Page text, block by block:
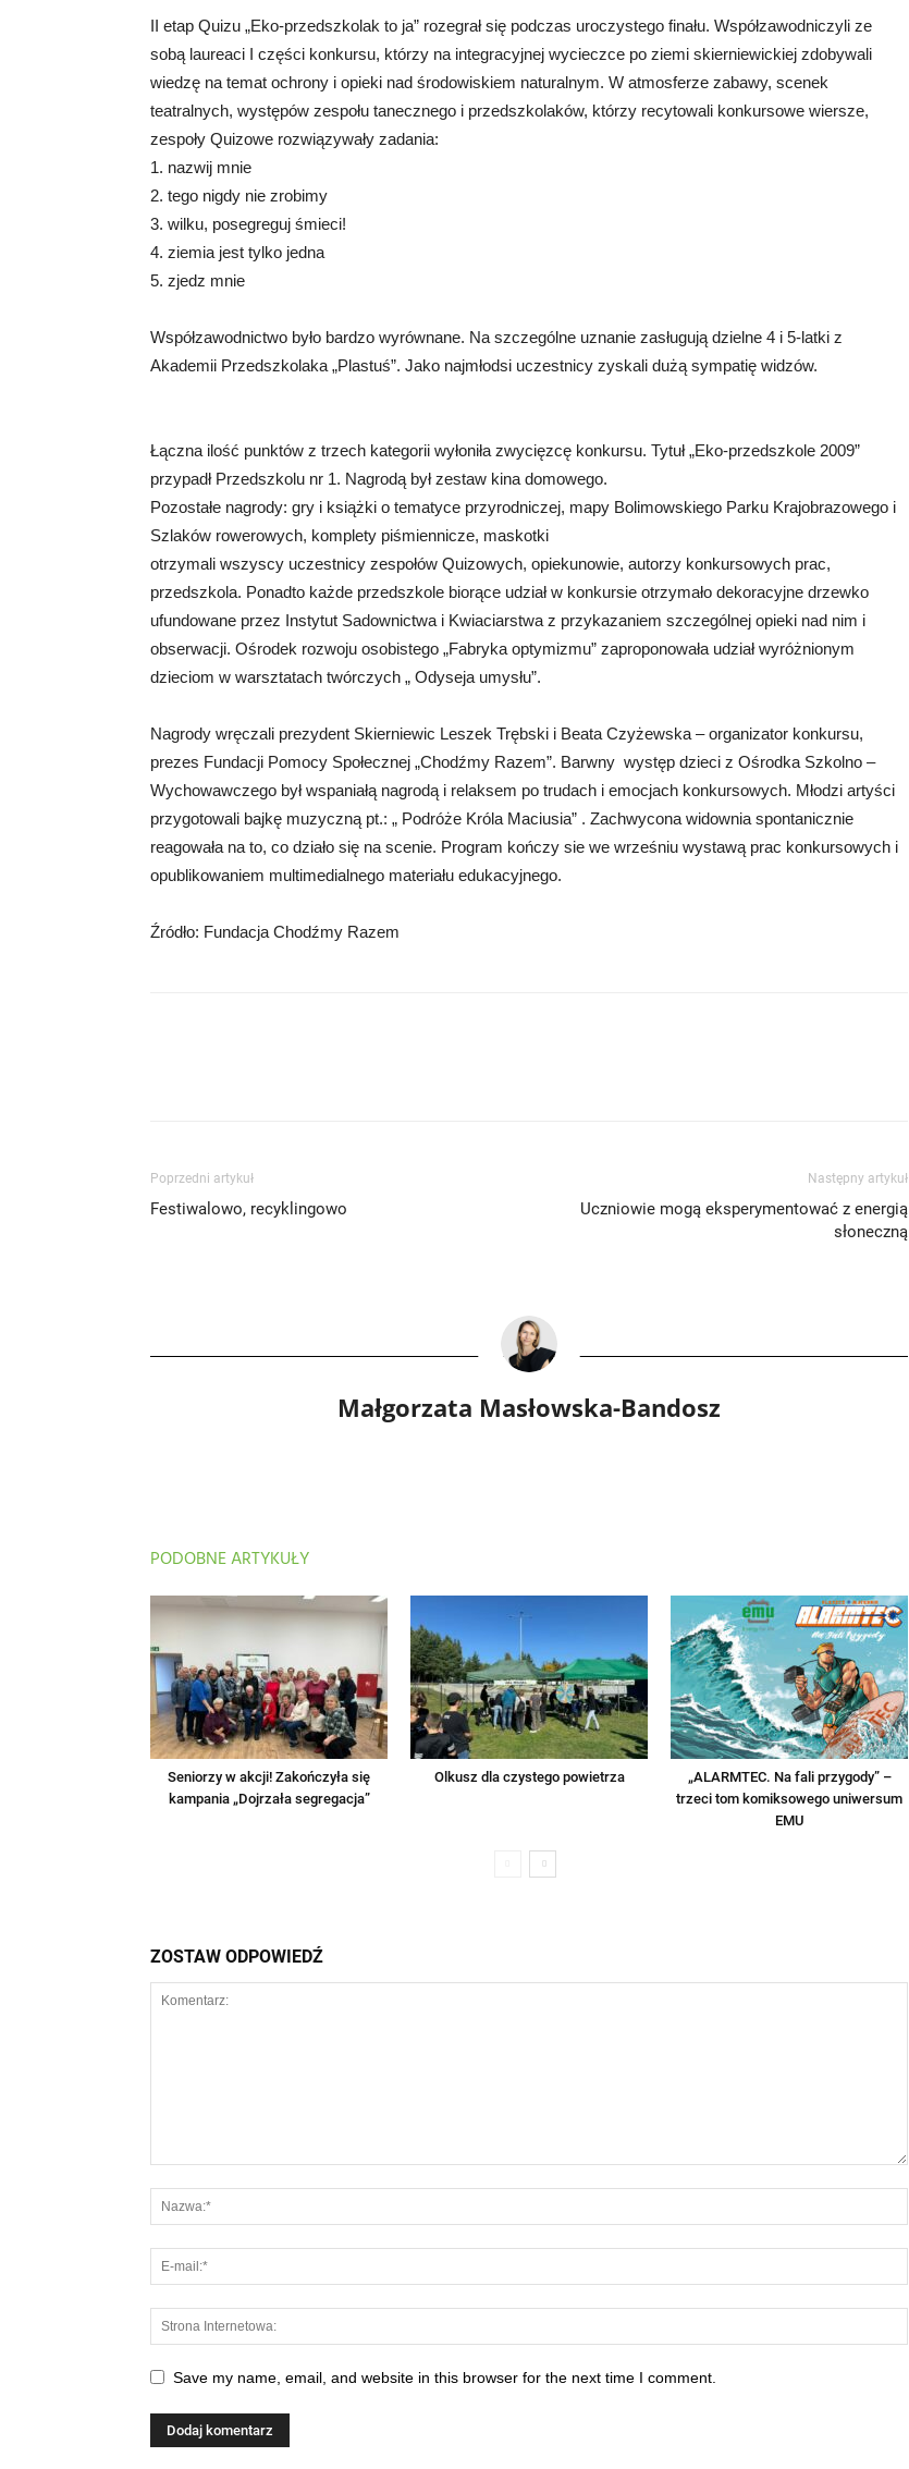
II etap Quizu „Eko-przedszkolak to ja” rozegrał się podczas uroczystego finału. Współzawodniczyli ze
sobą laureaci I części konkursu, którzy na integracyjnej wycieczce po ziemi skierniewickiej zdobywali
wiedzę na temat ochrony i opieki nad środowiskiem naturalnym. W atmosferze zabawy, scenek
teatralnych, występów zespołu tanecznego i przedszkolaków, którzy recytowali konkursowe wiersze,
zespoły Quizowe rozwiązywały zadania:
1. nazwij mnie
2. tego nigdy nie zrobimy
3. wilku, posegreguj śmieci!
4. ziemia jest tylko jedna
5. zjedz mnie
Współzawodnictwo było bardzo wyrównane. Na szczególne uznanie zasługują dzielne 4 i 5-latki z
Akademii Przedszkolaka „Plastuś”. Jako najmłodsi uczestnicy zyskali dużą sympatię widzów.
Łączna ilość punktów z trzech kategorii wyłoniła zwycięzcę konkursu. Tytuł „Eko-przedszkole 2009”
przypadł Przedszkolu nr 1. Nagrodą był zestaw kina domowego.
Pozostałe nagrody: gry i książki o tematyce przyrodniczej, mapy Bolimowskiego Parku Krajobrazowego i
Szlaków rowerowych, komplety piśmiennicze, maskotki
otrzymali wszyscy uczestnicy zespołów Quizowych, opiekunowie, autorzy konkursowych prac,
przedszkola. Ponadto każde przedszkole biorące udział w konkursie otrzymało dekoracyjne drzewko
ufundowane przez Instytut Sadownictwa i Kwiaciarstwa z przykazaniem szczególnej opieki nad nim i
obserwacji. Ośrodek rozwoju osobistego „Fabryka optymizmu” zaproponowała udział wyróżnionym
dzieciom w warsztatach twórczych „ Odyseja umysłu”.
Nagrody wręczali prezydent Skierniewic Leszek Trębski i Beata Czyżewska – organizator konkursu,
prezes Fundacji Pomocy Społecznej „Chodźmy Razem”. Barwny występ dzieci z Ośrodka Szkolno –
Wychowawczego był wspaniałą nagrodą i relaksem po trudach i emocjach konkursowych. Młodzi artyści
przygotowali bajkę muzyczną pt.: „ Podróże Króla Maciusia” . Zachwycona widownia spontanicznie
reagowała na to, co działo się na scenie. Program kończy sie we wrześniu wystawą prac konkursowych i
opublikowaniem multimedialnego materiału edukacyjnego.
Źródło: Fundacja Chodźmy Razem
Poprzedni artykuł
Festiwalowo, recyklingowo
Następny artykuł
Uczniowie mogą eksperymentować z energią
słoneczną
Małgorzata Masłowska-Bandosz
PODOBNE ARTYKUŁY
Seniorzy w akcji! Zakończyła się
kampania „Dojrzała segregacja”
Olkusz dla czystego powietrza
„ALARMTEC. Na fali przygody” –
trzeci tom komiksowego uniwersum
EMU
ZOSTAW ODPOWIEDŹ
Save my name, email, and website in this browser for the next time I comment.